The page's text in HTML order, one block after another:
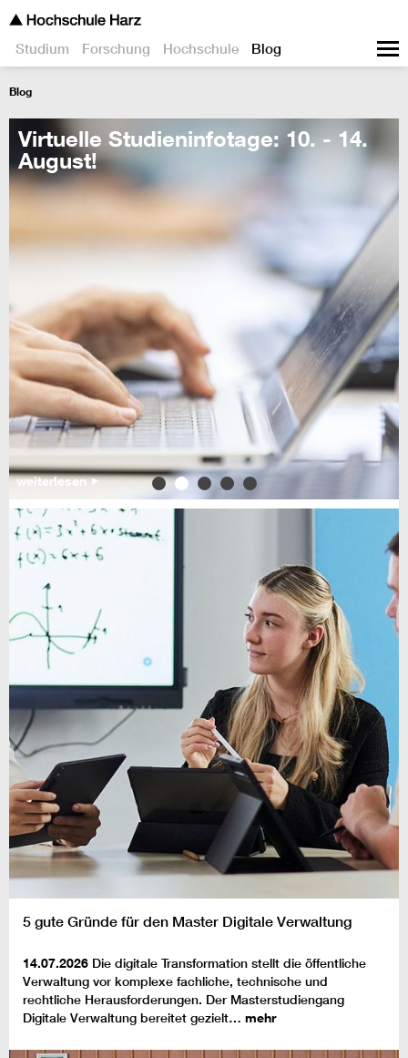
Studium Forschung Hochschule Blog
Blog
Virtuelle Studieninfotage: 10. - 14.
August!
weiterlesen
5 gute Gründe für den Master Digitale Verwaltung
14.07.2026 Die digitale Transformation stellt die öffentliche
Verwaltung vor komplexe fachliche, technische und
rechtliche Herausforderungen. Der Masterstudiengang
Digitale Verwaltung bereitet gezielt… mehr